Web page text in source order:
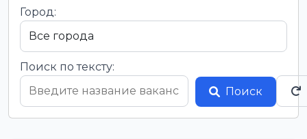
Город:
Поиск по тексту:
Поиск